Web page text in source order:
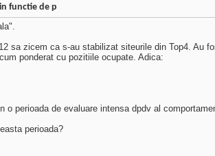
functie de p
sa zicem ca s-au stabilizat siteurile din Top4. Au
ponderat cu pozitiile ocupate. Adica:
perioada de evaluare intensa dpdv al
perioada?